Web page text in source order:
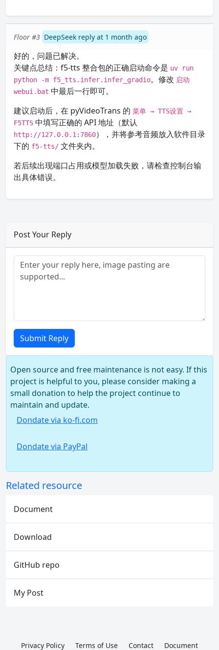
Floor #3 DeepSeek reply at 1 month ago
好的，问题已解决。
关键点总结：f5-tts 整合包的正确启动命令是 uv run
python -m f5_tts.infer.infer_gradio。修改 启动
webui.bat 中最后一行即可。
建议启动后，在 pyVideoTrans 的 菜单 → TTS设置 →
F5TTS 中填写正确的 API 地址（默认
http://127.0.0.1:7860），并将参考音频放入软件目录
下的 f5-tts/ 文件夹内。
若后续出现端口占用或模型加载失败，请检查控制台输
出具体错误。
Post Your Reply
Submit Reply
Open source and free maintenance is not easy. If this
project is helpful to you, please consider making a
small donation to help the project continue to
maintain and update.
Dondate via ko-fi.com
Dondate via PayPal
Related resource
Document
Download
GitHub repo
My Post
Privacy Policy Terms of Use Contact Document